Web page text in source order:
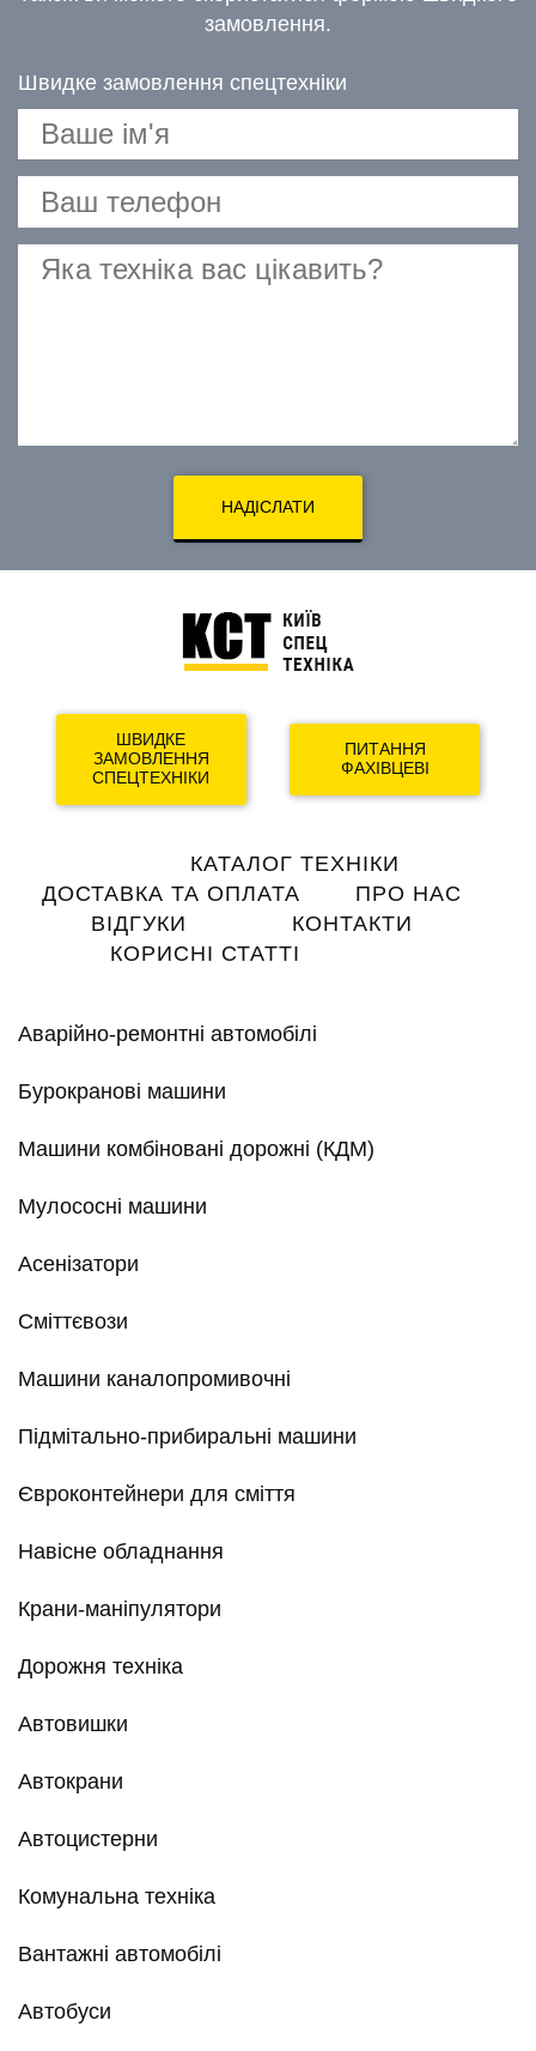
замовлення.
Швидке замовлення спецтехніки
НАДІСЛАТИ
ШВИДКЕ
ЗАМОВЛЕННЯ
СПЕЦТЕХНІКИ
ПИТАННЯ
ФАХІВЦЕВІ
navigation
КАТАЛОГ ТЕХНІКИ
ДОСТАВКА ТА ОПЛАТА
ПРО НАС
ВІДГУКИ
КОНТАКТИ
КОРИСНІ СТАТТІ
Аварійно-ремонтні автомобілі
Бурокранові машини
Машини комбіновані дорожні (КДМ)
Мулососні машини
Асенізатори
Сміттєвози
Машини каналопромивочні
Підмітально-прибиральні машини
Євроконтейнери для сміття
Навісне обладнання
Крани-маніпулятори
Дорожня техніка
Автовишки
Автокрани
Автоцистерни
Комунальна техніка
Вантажні автомобілі
Автобуси